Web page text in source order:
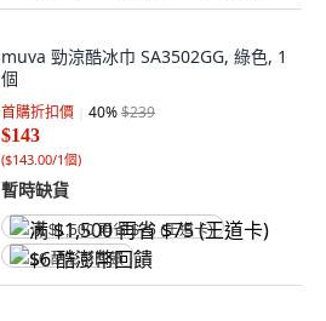
muva 勁涼酷冰巾 SA3502GG, 綠色, 1
個
首購折扣價 40%$239
$143
($143.00/1個)
暫時缺貨
满 $1,500 再省 $75 (王道卡)
$6 酷澎幣回饋